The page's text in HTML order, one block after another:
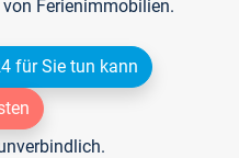
Ferienimmobilien.
für Sie tun kann